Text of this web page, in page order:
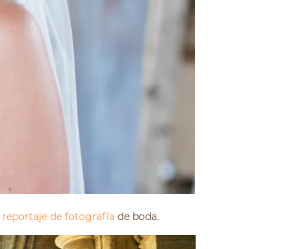
reportaje de fotografía de boda.